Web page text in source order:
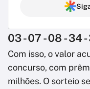
03 - 07 - 08 - 34 -
Com isso, o valor
concurso, com
milhões. O sorteio